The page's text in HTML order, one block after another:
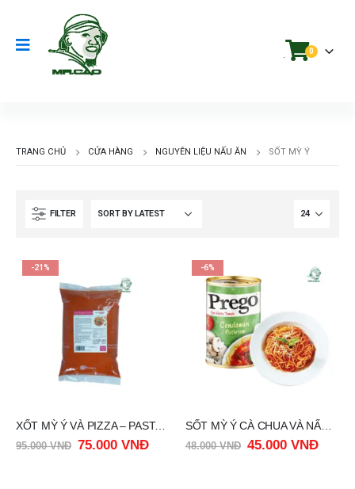
. 0
TRANG CHỦ CỬA HÀNG NGUYÊN LIỆU NẤU ĂN SỐT MỲ Ý
FILTER
-21%
XỐT MỲ Ý VÀ PIZZA – PASTA SAUCE FARINA TÚI 1KG
95.000VNĐ 75.000 VNĐ
-6%
SỐT MỲ Ý CÀ CHUA VÀ NẤM – TOMATO VÀ MUSHROOM PASTA SAUCE PREGO 300 G
48.000VNĐ 45.000 VNĐ